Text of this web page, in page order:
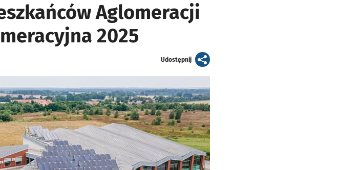
Aglomeracji
2025
Udostępnijartykuł